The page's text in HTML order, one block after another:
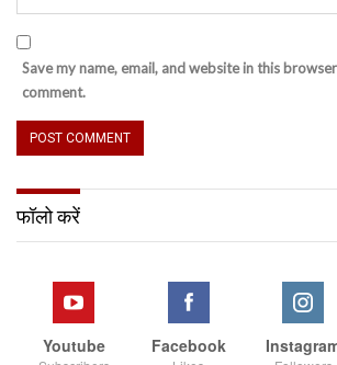
Save my name, email, and website in this
comment.
फॉलो करें
Youtube Facebook